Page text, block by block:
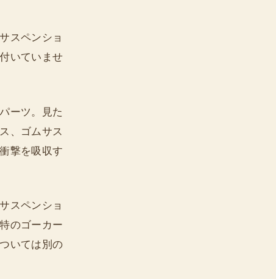
スペンショ
いていませ
ーツ。見た
、ゴムサス
撃を吸収す
スペンショ
のゴーカー
いては別の